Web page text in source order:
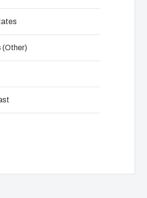
NOT SET(Change)
(Other)